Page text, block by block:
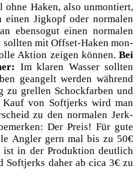
ohne Haken, also unmon­tiert,
einen Jig­kopf oder nor­ma­len
eben­so­gut einen nor­ma­len
soll­ten mit Off­set-Haken mon­
Akti­on zei­gen kön­nen. Bei
Im kla­ren Was­ser soll­ten
gean­gelt wer­den wäh­rend
zu grel­len Schock­far­ben und
von Soft­jerks wird man
zu den nor­ma­len Jerk­
Der Preis! Für gute
Ang­ler gern mal bis zu 50€
ist in der Pro­duk­ti­on deut­lich
Soft­jerks daher ab cica 3€ zu